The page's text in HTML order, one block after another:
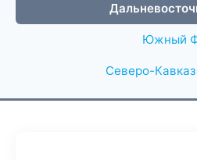
Южный
Северо-